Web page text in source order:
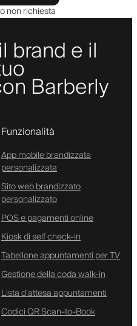
non richiesta
brand e il
Barberly
Funzionalità
App mobile brandizzata
personalizzata
Sito web brandizzato
personalizzato
POS e pagamenti online
Kiosk di self check-in
Tabellone appuntamenti per TV
Gestione della coda walk-in
Lista d'attesa appuntamenti
Codici QR Scan-to-Book